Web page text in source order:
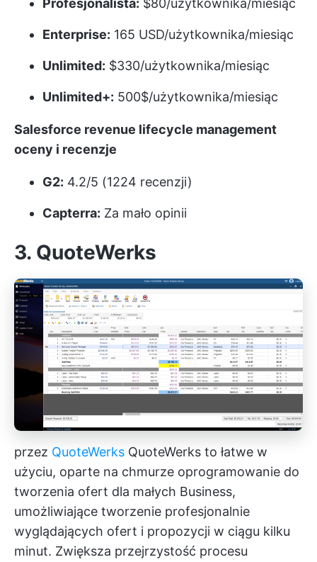
Profesjonalista: $80/użytkownika/miesiąc
Enterprise: 165 USD/użytkownika/miesiąc
Unlimited: $330/użytkownika/miesiąc
Unlimited+: 500$/użytkownika/miesiąc
Salesforce revenue lifecycle management
oceny i recenzje
G2: 4.2/5 (1224 recenzji)
Capterra: Za mało opinii
3. QuoteWerks
przez QuoteWerks QuoteWerks to łatwe w
użyciu, oparte na chmurze oprogramowanie do
tworzenia ofert dla małych Business,
umożliwiające tworzenie profesjonalnie
wyglądających ofert i propozycji w ciągu kilku
minut. Zwiększa przejrzystość procesu